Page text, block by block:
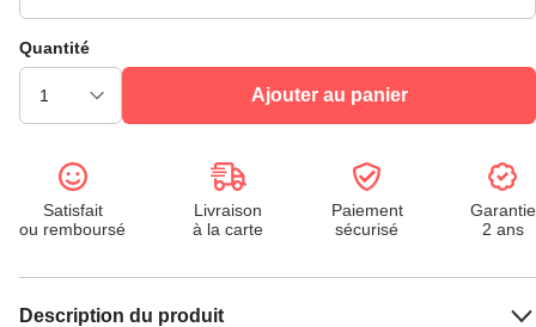
Quantité
Ajouter au panier
Satisfait
ou remboursé
Livraison
à la carte
Paiement
sécurisé
Garantie
2 ans
Description du produit